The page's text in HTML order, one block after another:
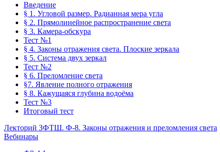
Введение
§ 1. Угловой размер. Радианная мера угла
§ 2. Прямолинейное распространение света
§ 3. Камера-обскура
Тест №1
§ 4. Законы отражения света. Плоские зеркала
§ 5. Система двух зеркал
Тест №2
§ 6. Преломление света
§7. Явление полного отражения
§ 8. Кажущаяся глубина водоёма
Тест №3
Итоговый тест
Лекторий ЗФТШ. Ф-8. Законы отражения и преломления света
Вебинары